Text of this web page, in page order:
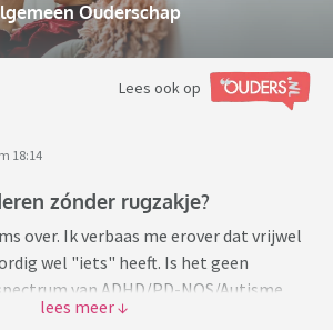
Ouderschap
Lees ook op
18:14
zónder rugzakje?
over. Ik verbaas me erover dat vrijwel
wel "iets" heeft. Is het geen
van ADHD/PD-NOS/Autisme,
een gluten- of koemelkallergie, maar